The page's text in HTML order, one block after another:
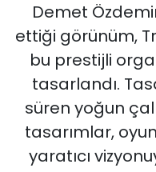
Demet
ettiği görünüm,
bu prestijli
tasarlandı.
süren yoğun
tasarımlar,
yaratıcı